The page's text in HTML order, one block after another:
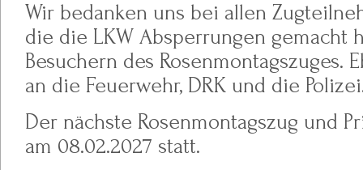
Wir bedanken uns bei allen
die die LKW Absperrungen gemacht
Besuchern des Rosenmontagszuges.
an die Feuerwehr, DRK und die
Der nächste Rosenmontagszug und
am 08.02.2027 statt.